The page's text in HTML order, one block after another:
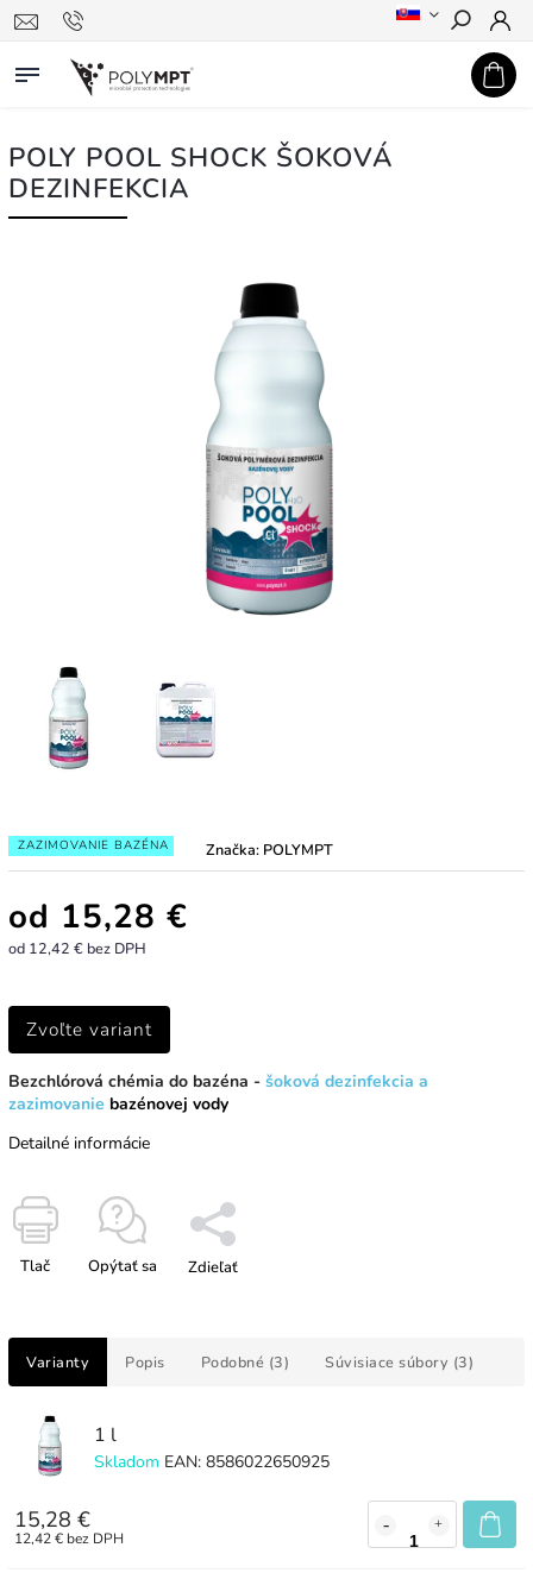
Hľadať
POLY POOL SHOCK ŠOKOVÁ
DEZINFEKCIA
ZAZIMOVANIE BAZÉNA Značka: POLYMPT
od 15,28 €
od 12,42 € bez DPH
Zvoľte variant
Bezchlórová chémia do bazéna - šoková dezinfekcia a
zazimovanie bazénovej vody
Detailné informácie
Tlač Opýtať sa Zdieľať
Varianty Popis Podobné (3) Súvisiace súbory (3)
1 l
Skladom EAN: 8586022650925
15,28 €
12,42 € bez DPH